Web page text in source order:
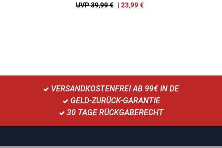
UVP 39,99 € | 23,99€
VERSANDKOSTENFREI AB 99€ IN DE
GELD-ZURÜCK-GARANTIE
30 TAGE RÜCKGABERECHT